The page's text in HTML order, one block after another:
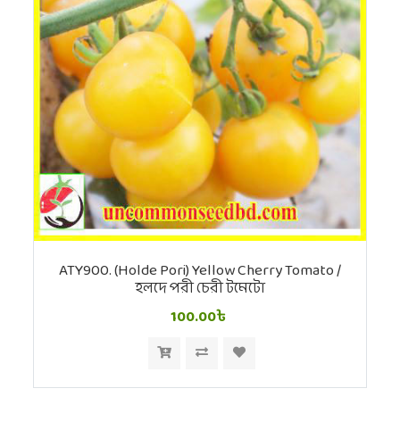
ATY900. (Holde Pori) Yellow Cherry Tomato /
হলদে পরী চেরী টমেটো
100.00৳